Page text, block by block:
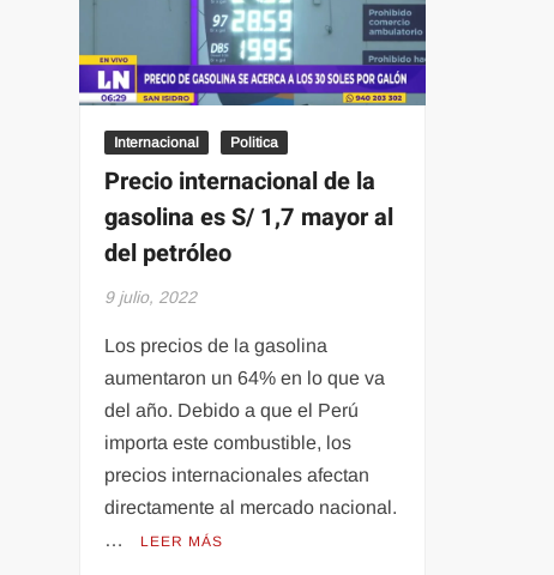
Echeverría
Álvarez
Internacional Politica
Precio internacional de la
gasolina es S/ 1,7 mayor al
del petróleo
9 julio, 2022
Los precios de la gasolina
aumentaron un 64% en lo que va
del año. Debido a que el Perú
importa este combustible, los
precios internacionales afectan
directamente al mercado nacional.
…
LEER MÁS